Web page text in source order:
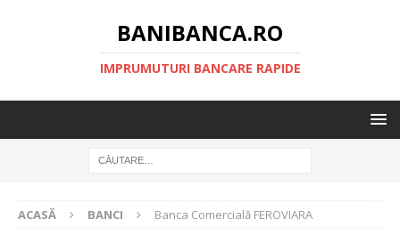
BANIBANCA.RO
IMPRUMUTURI BANCARE RAPIDE
ACASĂ BANCI Banca Comercială FEROVIARA